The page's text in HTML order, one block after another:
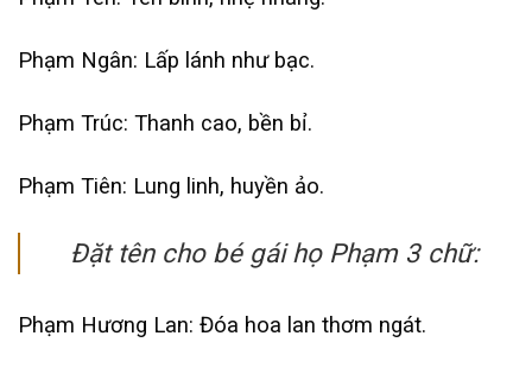
Phạm Ngân: Lấp lánh như bạc.
Phạm Trúc: Thanh cao, bền bỉ.
Phạm Tiên: Lung linh, huyền ảo.
Đặt tên cho bé gái họ Phạm 3 chữ:
Phạm Hương Lan: Đóa hoa lan thơm ngát.